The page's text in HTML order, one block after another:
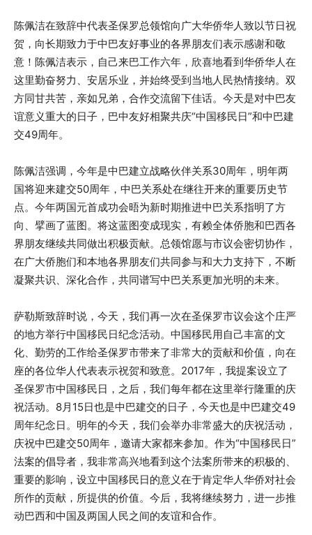
陈佩洁在致辞中代表圣保罗总领馆向广大华侨华人致以节日祝
贺，向长期致力于中巴友好事业的各界朋友们表示感谢和敬
意！陈佩洁表示，自己来巴工作六年，欣喜地看到华侨华人在
这里勤奋努力、安居乐业，并始终受到当地人民热情接纳。双
方同甘共苦，亲如兄弟，合作交流留下佳话。今天是对中巴友
谊意义重大的日子，巴中友好相聚共庆“中国移民日”和中巴建
交49周年。
陈佩洁强调，今年是中巴建立战略伙伴关系30周年，明年两
国将迎来建交50周年，中巴关系处在继往开来的重要历史节
点。今年两国元首成功会晤为新时期推进中巴关系指明了方
向、擘画了蓝图。将这蓝图变成现实，有赖全体侨胞和巴西各
界朋友继续共同做出积极贡献。总领馆愿与市议会密切协作，
在广大侨胞们和本地各界朋友们共同参与和大力支持下，不断
凝聚共识、深化合作，共同谱写中巴关系更加光明的未来。
萨勒斯致辞时说，今天，我们再一次在圣保罗市议会这个庄严
的地方举行中国移民日纪念活动。中国移民用自己丰富的文
化、勤劳的工作给圣保罗市带来了非常大的贡献和价值，向在
座的各位华人代表表示祝贺和致意。2017年，我提案设立了
圣保罗市中国移民日，之后，我们每年都在这里举行隆重的庆
祝活动。8月15日也是中巴建交的日子，今天也是中巴建交49
周年纪念日。明年的今天，我们会举办非常盛大的庆祝活动，
庆祝中巴建交50周年，邀请大家都来参加。作为“中国移民日”
法案的倡导者，我非常高兴地看到这个法案所带来的积极的、
重要的影响，设立中国移民日的意义在于肯定华人华侨对社会
所作的贡献，所提供的价值。今后，我将继续努力，进一步推
动巴西和中国及两国人民之间的友谊和合作。